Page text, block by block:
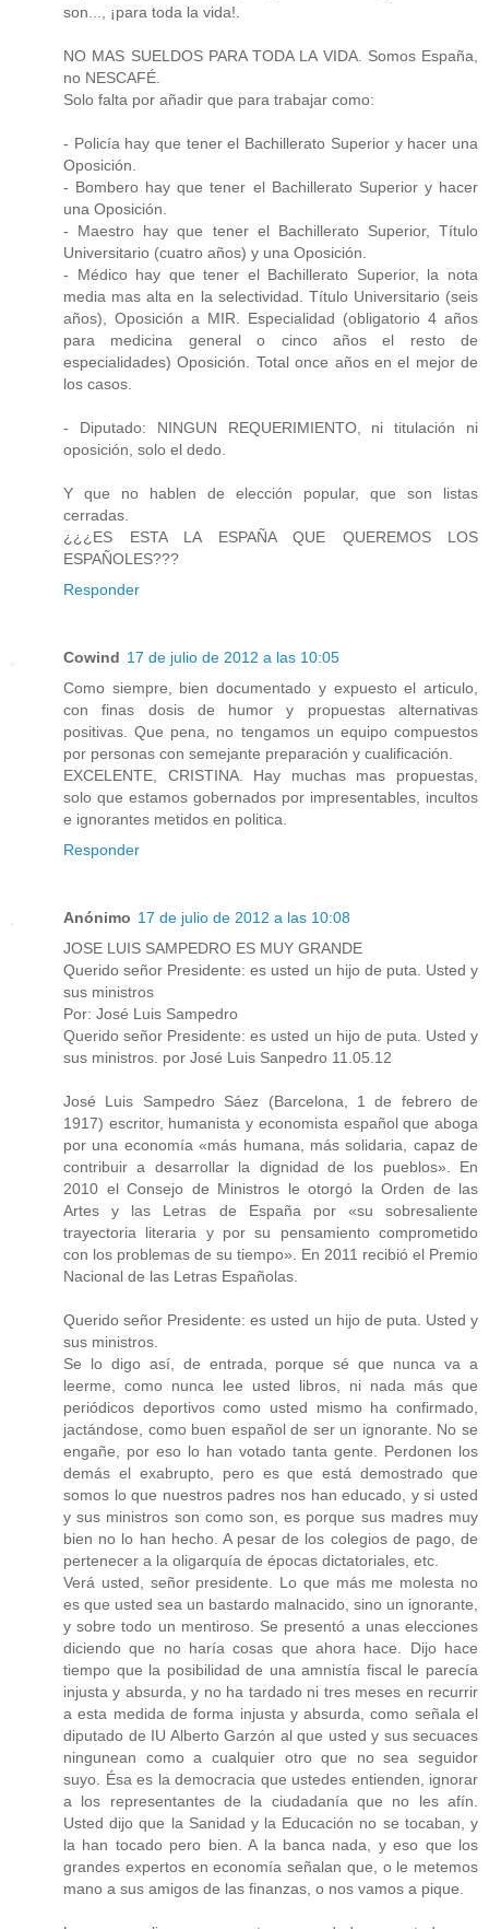
son..., ¡para toda la vida!.
NO MAS SUELDOS PARA TODA LA VIDA. Somos España,
no NESCAFÉ.
Solo falta por añadir que para trabajar como:
- Policía hay que tener el Bachillerato Superior y hacer una
Oposición.
- Bombero hay que tener el Bachillerato Superior y hacer
una Oposición.
- Maestro hay que tener el Bachillerato Superior, Título
Universitario (cuatro años) y una Oposición.
- Médico hay que tener el Bachillerato Superior, la nota
media mas alta en la selectividad. Título Universitario (seis
años), Oposición a MIR. Especialidad (obligatorio 4 años
para medicina general o cinco años el resto de
especialidades) Oposición. Total once años en el mejor de
los casos.
- Diputado: NINGUN REQUERIMIENTO, ni titulación ni
oposición, solo el dedo.
Y que no hablen de elección popular, que son listas
cerradas.
¿¿¿ES ESTA LA ESPAÑA QUE QUEREMOS LOS
ESPAÑOLES???
Responder
Cowind 17 de julio de 2012 a las 10:05
Como siempre, bien documentado y expuesto el articulo,
con finas dosis de humor y propuestas alternativas
positivas. Que pena, no tengamos un equipo compuestos
por personas con semejante preparación y cualificación.
EXCELENTE, CRISTINA. Hay muchas mas propuestas,
solo que estamos gobernados por impresentables, incultos
e ignorantes metidos en politica.
Responder
Anónimo 17 de julio de 2012 a las 10:08
JOSE LUIS SAMPEDRO ES MUY GRANDE
Querido señor Presidente: es usted un hijo de puta. Usted y
sus ministros
Por: José Luis Sampedro
Querido señor Presidente: es usted un hijo de puta. Usted y
sus ministros. por José Luis Sanpedro 11.05.12
José Luis Sampedro Sáez (Barcelona, 1 de febrero de
1917) escritor, humanista y economista español que aboga
por una economía «más humana, más solidaria, capaz de
contribuir a desarrollar la dignidad de los pueblos». En
2010 el Consejo de Ministros le otorgó la Orden de las
Artes y las Letras de España por «su sobresaliente
trayectoria literaria y por su pensamiento comprometido
con los problemas de su tiempo». En 2011 recibió el Premio
Nacional de las Letras Españolas.
Querido señor Presidente: es usted un hijo de puta. Usted y
sus ministros.
Se lo digo así, de entrada, porque sé que nunca va a
leerme, como nunca lee usted libros, ni nada más que
periódicos deportivos como usted mismo ha confirmado,
jactándose, como buen español de ser un ignorante. No se
engañe, por eso lo han votado tanta gente. Perdonen los
demás el exabrupto, pero es que está demostrado que
somos lo que nuestros padres nos han educado, y si usted
y sus ministros son como son, es porque sus madres muy
bien no lo han hecho. A pesar de los colegios de pago, de
pertenecer a la oligarquía de épocas dictatoriales, etc.
Verá usted, señor presidente. Lo que más me molesta no
es que usted sea un bastardo malnacido, sino un ignorante,
y sobre todo un mentiroso. Se presentó a unas elecciones
diciendo que no haría cosas que ahora hace. Dijo hace
tiempo que la posibilidad de una amnistía fiscal le parecía
injusta y absurda, y no ha tardado ni tres meses en recurrir
a esta medida de forma injusta y absurda, como señala el
diputado de IU Alberto Garzón al que usted y sus secuaces
ningunean como a cualquier otro que no sea seguidor
suyo. Ésa es la democracia que ustedes entienden, ignorar
a los representantes de la ciudadanía que no les afín.
Usted dijo que la Sanidad y la Educación no se tocaban, y
la han tocado pero bien. A la banca nada, y eso que los
grandes expertos en economía señalan que, o le metemos
mano a sus amigos de las finanzas, o nos vamos a pique.